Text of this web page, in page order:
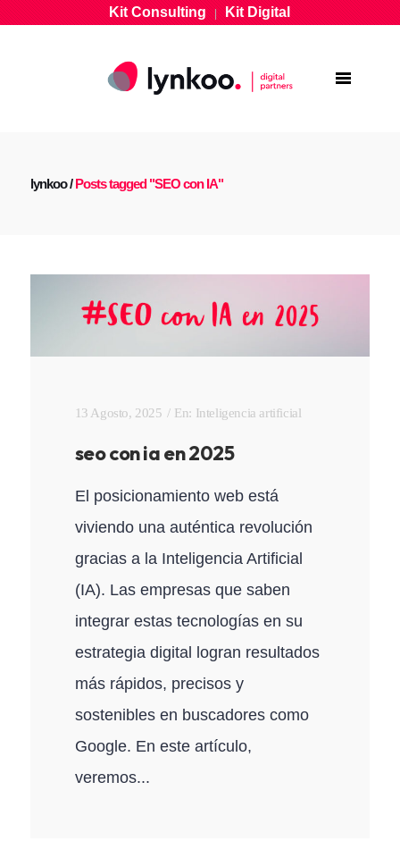
Kit Consulting|Kit Digital
lynkoo/Posts tagged "SEO con IA"
13 Agosto, 2025 En: Inteligencia artificial
seo con ia en 2025
El posicionamiento web está
viviendo una auténtica revolución
gracias a la Inteligencia Artificial
(IA). Las empresas que saben
integrar estas tecnologías en su
estrategia digital logran resultados
más rápidos, precisos y
sostenibles en buscadores como
Google. En este artículo,
veremos...